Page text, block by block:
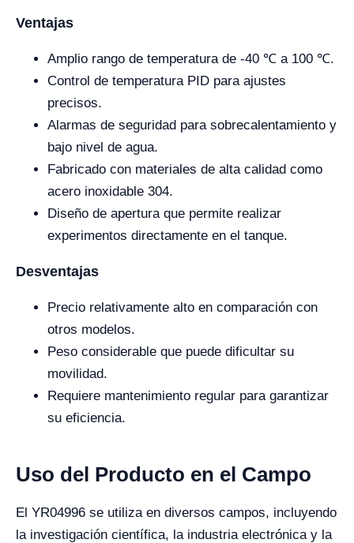
Ventajas
Amplio rango de temperatura de -40 ℃ a 100 ℃.
Control de temperatura PID para ajustes
precisos.
Alarmas de seguridad para sobrecalentamiento y
bajo nivel de agua.
Fabricado con materiales de alta calidad como
acero inoxidable 304.
Diseño de apertura que permite realizar
experimentos directamente en el tanque.
Desventajas
Precio relativamente alto en comparación con
otros modelos.
Peso considerable que puede dificultar su
movilidad.
Requiere mantenimiento regular para garantizar
su eficiencia.
Uso del Producto en el Campo
El YR04996 se utiliza en diversos campos, incluyendo
la investigación científica, la industria electrónica y la